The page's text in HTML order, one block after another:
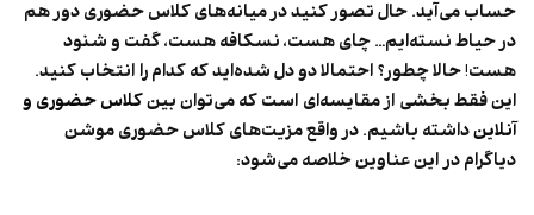
حساب می‌آید. حال تصور کنید در میانه‌های کلاس حضوری دور هم
در حیاط نسته‌ایم… چای هست، نسکافه هست، ‌گفت و شنود
هست! حالا چطور؟ احتمالا دو دل شده‌اید که کدام را انتخاب کنید.
این فقط بخشی از مقایسه‌ای است که می‌توان بینکلاس حضوری و
آنلاینداشته باشیم. در واقع مزیت‌های کلاس حضوری موشن
دیاگرام در این عناوین خلاصه می‌شود: